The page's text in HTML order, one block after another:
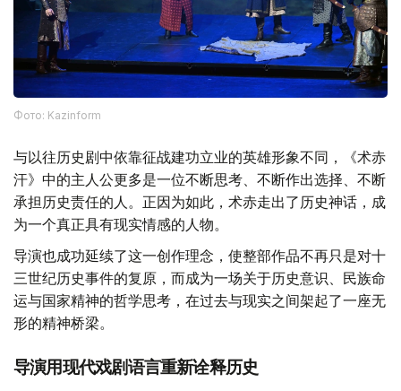
Фото: Kazinform
与以往历史剧中依靠征战建功立业的英雄形象不同，《术赤
汗》中的主人公更多是一位不断思考、不断作出选择、不断
承担历史责任的人。正因为如此，术赤走出了历史神话，成
为一个真正具有现实情感的人物。
导演也成功延续了这一创作理念，使整部作品不再只是对十
三世纪历史事件的复原，而成为一场关于历史意识、民族命
运与国家精神的哲学思考，在过去与现实之间架起了一座无
形的精神桥梁。
导演用现代戏剧语言重新诠释历史